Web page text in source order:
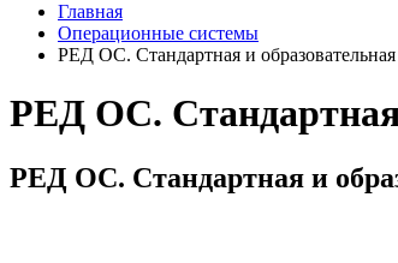
Главная
Операционные системы
РЕД ОС. Стандартная и
РЕД ОС. Стандартная
РЕД ОС. Стандартная и